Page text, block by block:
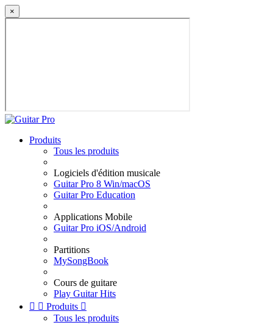
×
Produits
Tous les produits
Logiciels d'édition musicale
Guitar Pro 8 Win/macOS
Guitar Pro Education
Applications Mobile
Guitar Pro iOS/Android
Partitions
MySongBook
Cours de guitare
Play Guitar Hits
  Produits 
Tous les produits